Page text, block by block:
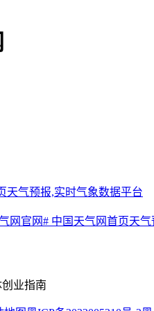
天气预报,实时气象数据平台
网官网# 中国天气网首页天气
业指南